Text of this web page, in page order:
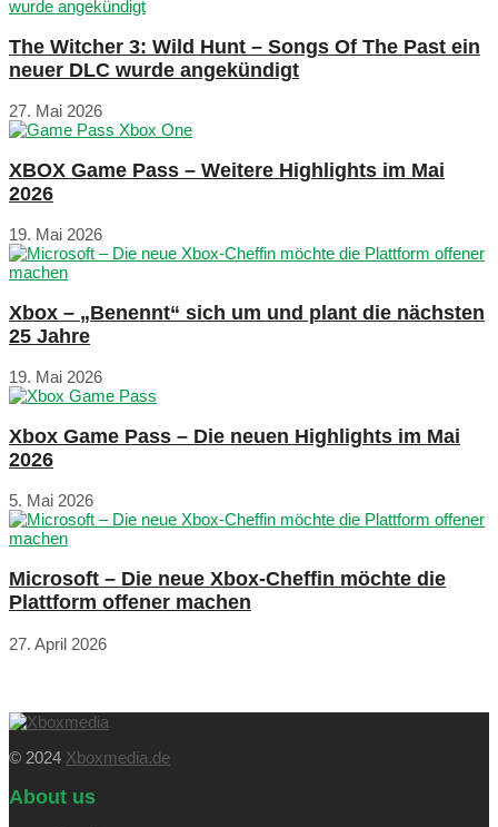
The Witcher 3: Wild Hunt – Songs Of The Past ein
neuer DLC wurde angekündigt
27. Mai 2026
XBOX Game Pass – Weitere Highlights im Mai
2026
19. Mai 2026
Xbox – „Benennt“ sich um und plant die nächsten
25 Jahre
19. Mai 2026
Xbox Game Pass – Die neuen Highlights im Mai
2026
5. Mai 2026
Microsoft – Die neue Xbox-Cheffin möchte die
Plattform offener machen
27. April 2026
© 2024 Xboxmedia.de
About us